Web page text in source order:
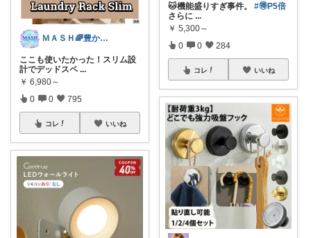
ＭＡＳＨ🌈豊かな生活へカスタマイズ🌈
ここも使いたかった！スリム設
計でデッドスペ ...
￥ 6,980～
0 0 795
コレ いいね
🐱機能盛りすぎ事件。 #🉐P5倍
さらに ...
￥ 5,300～
0 0 284
コレ いいね